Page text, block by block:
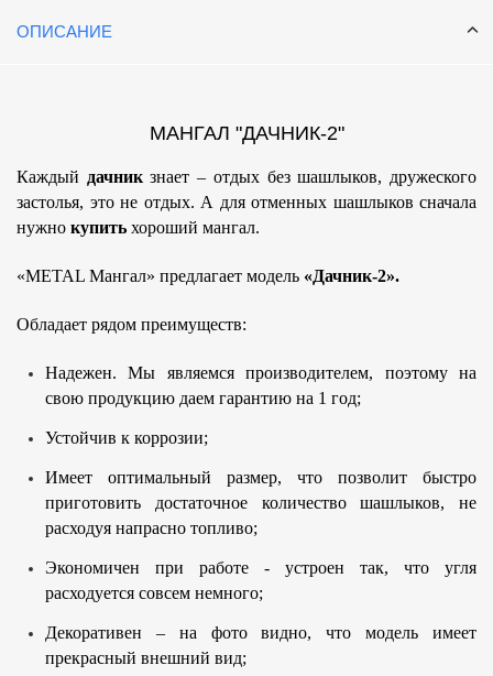
ОПИСАНИЕ
МАНГАЛ "ДАЧНИК-2"
Каждый дачникзнает – отдых без шашлыков, дружеского
застолья, это не отдых. А для отменных шашлыков сначала
нужно купить хороший мангал.
«METAL Мангал» предлагает модель «Дачник-2».
Обладает рядом преимуществ:
Надежен. Мы являемся производителем, поэтому на
свою продукцию даем гарантию на 1 год;
Устойчив к коррозии;
Имеет оптимальный размер, что позволит быстро
приготовить достаточное количество шашлыков, не
расходуя напрасно топливо;
Экономичен при работе - устроен так, что угля
расходуется совсем немного;
Декоративен – на фото видно, что модель имеет
прекрасный внешний вид;